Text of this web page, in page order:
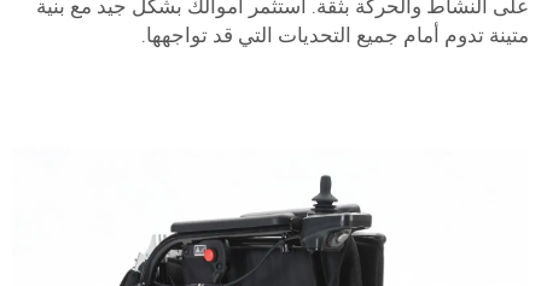
على النشاط والحركة بثقة. استثمر أموالك بشكل جيد مع بنية
متينة تدوم أمام جميع التحديات التي قد تواجهها.